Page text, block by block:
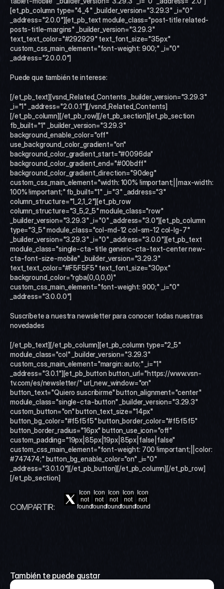
[et_pb_column type="4_4" _builder_version="3.29.3" _i="0"
_address="2.0.0"][et_pb_text module_class="post-title related-
posts-title-margins" _builder_version="3.29.3"
text_text_color="#292929" text_font_size="35px"
custom_css_main_element="font-weight: 900;" _i="0"
_address="2.0.0.0"]
Puede que también te interese:
[/et_pb_text][vsnd_Related_Contents _builder_version="3.29.3"
_i="1" _address="2.0.0.1"][/vsnd_Related_Contents]
[/et_pb_column][/et_pb_row][/et_pb_section][et_pb_section
fb_built="1" _builder_version="3.29.3"
background_enable_color="off"
use_background_color_gradient="on"
background_color_gradient_start="#0096da"
background_color_gradient_end="#00bdff"
background_color_gradient_direction="90deg"
custom_css_main_element="width: 100% !important;||max-width:
100% !important;" fb_built="1" _i="3" _address="3"
column_structure="1_2,1_2"][et_pb_row
column_structure="3_5,2_5" module_class="row"
_builder_version="3.29.3" _i="0" _address="3.0"][et_pb_column
type="3_5" module_class="col-md-12 col-sm-12 col-lg-7"
_builder_version="3.29.3" _i="0" _address="3.0.0"][et_pb_text
module_class="single-cta-title generic-cta-text-center new-
cta-font-size-mobile" _builder_version="3.29.3"
text_text_color="#F5F5F5" text_font_size="30px"
background_color="rgba(0,0,0,0)"
custom_css_main_element="font-weight: 900;" _i="0"
_address="3.0.0.0"]
Suscríbete a nuestra newsletter para conocer todas nuestras
novedades
[/et_pb_text][/et_pb_column][et_pb_column type="2_5"
module_class="col" _builder_version="3.29.3"
custom_css_main_element="margin: auto;" _i="1"
_address="3.0.1"][et_pb_button button_url="https://www.vsn-
tv.com/es/newsletter/" url_new_window="on"
button_text="Quiero suscribirme" button_alignment="center"
module_class="single-cta-button" _builder_version="3.29.3"
custom_button="on" button_text_size="14px"
button_bg_color="#f5f5f5" button_border_color="#f5f5f5"
button_border_radius="16px" button_use_icon="off"
custom_padding="19px|85px|19px|85px|false|false"
custom_css_main_element="font-weight: 700 !important;||color:
#747474;" button_bg_enable_color="on" _i="0"
_address="3.0.1.0"][/et_pb_button][/et_pb_column][/et_pb_row]
[/et_pb_section]
COMPARTIR:
Icon
not
found
Icon
not
found
Icon
not
found
Icon
not
found
Icon
not
found
También te puede gustar